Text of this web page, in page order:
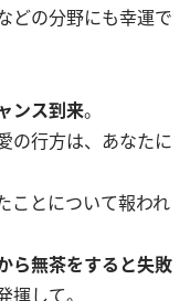
どの分野にも幸運で
ンス到来。
の行方は、あなたに
ことについて報われ
ら無茶をすると失敗
して。